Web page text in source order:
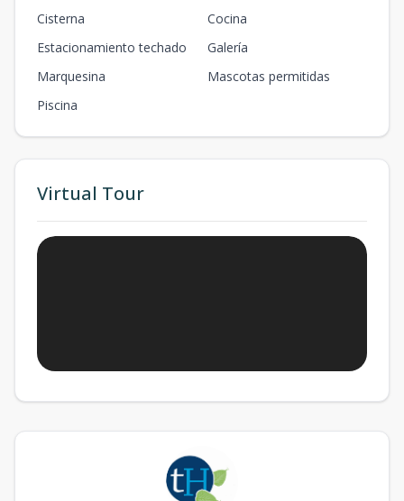
Cisterna
Cocina
Estacionamiento techado
Galería
Marquesina
Mascotas permitidas
Piscina
Virtual Tour